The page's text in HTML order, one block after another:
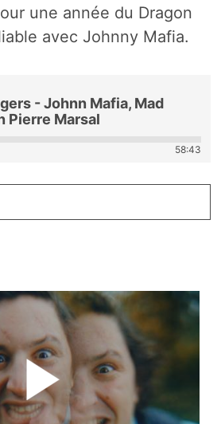
une année du Dragon
avec Johnny Mafia.
- Johnn Mafia, Mad
Pierre Marsal
58:43